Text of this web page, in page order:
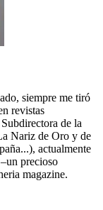
siempre me tiró
revistas
de la
Nariz de Oro y de
actualmente
precioso
magazine.